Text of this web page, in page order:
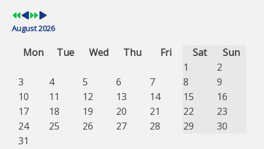
August 2026
Mon Tue Wed Thu Fri Sat
Sun
1
2
3
4 5 6 7 8
9
10
11 12 13 14 15
16
17
18 19 20 21 22
23
24
25 26 27 28 29
30
31